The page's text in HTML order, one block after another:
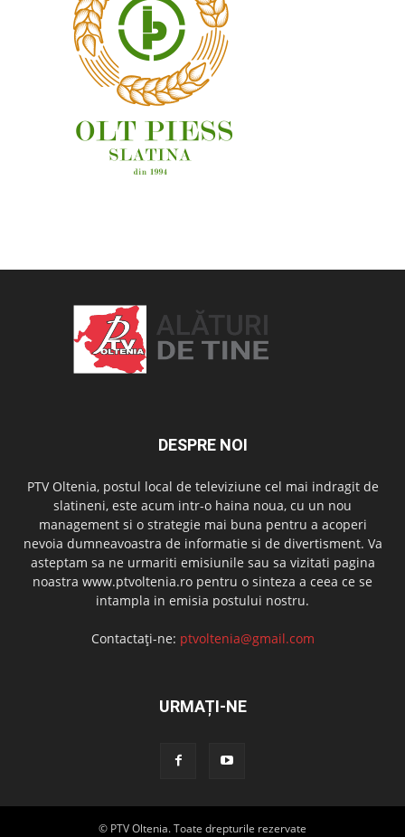
DESPRE NOI
PTV Oltenia, postul local de televiziune cel mai indragit de
slatineni, este acum intr-o haina noua, cu un nou
management si o strategie mai buna pentru a acoperi
nevoia dumneavoastra de informatie si de divertisment. Va
asteptam sa ne urmariti emisiunile sau sa vizitati pagina
noastra www.ptvoltenia.ro pentru o sinteza a ceea ce se
intampla in emisia postului nostru.
Contactați-ne: ptvoltenia@gmail.com
URMAȚI-NE
© PTV Oltenia. Toate drepturile rezervate